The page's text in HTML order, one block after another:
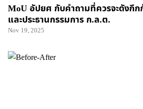
MoU อัปยศ กับคำถามที่ควรจะดังกึก
และประธานกรรมการ ก.ล.ต.
Nov 19, 2025